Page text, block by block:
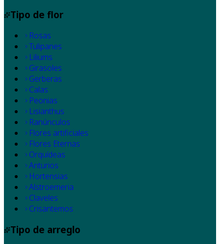
Tipo de flor
Rosas
Tulipanes
Liliums
Girasoles
Gerberas
Calas
Peonias
Lisianthus
Ranúnculos
Flores artificiales
Flores Eternas
Orquídeas
Anturios
Hortensias
Alstroemeria
Claveles
Crisantemos
Tipo de arreglo